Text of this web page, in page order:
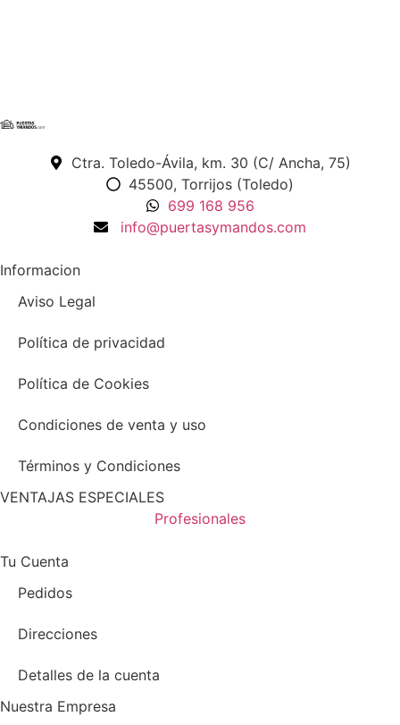
Ctra. Toledo-Ávila, km. 30 (C/ Ancha, 75)
45500, Torrijos (Toledo)
699 168 956
info@puertasymandos.com
Informacion
Aviso Legal
Política de privacidad
Política de Cookies
Condiciones de venta y uso
Términos y Condiciones
VENTAJAS ESPECIALES
Profesionales
Tu Cuenta
Pedidos
Direcciones
Detalles de la cuenta
Nuestra Empresa